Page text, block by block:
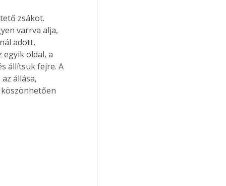
zsákot.
varrva alja,
adott,
oldal, a
állítsuk fejre. A
állása,